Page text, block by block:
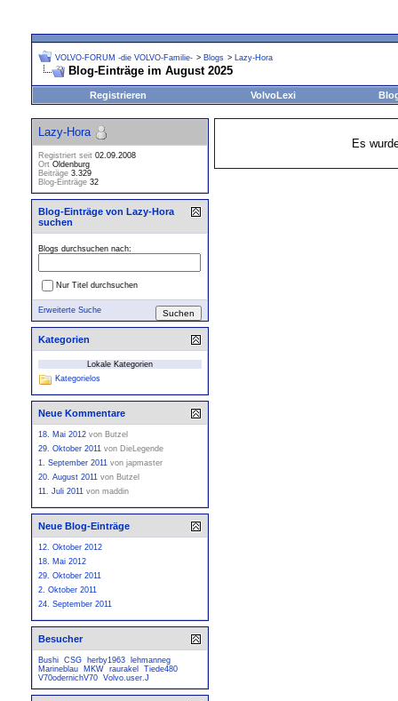
VOLVO-FORUM -die VOLVO-Familie- > Blogs > Lazy-Hora
Blog-Einträge im August 2025
Registrieren VolvoLexi
Es
Lazy-Hora
Registriert seit 02.09.2008
Ort Oldenburg
Beiträge 3.329
Blog-Einträge 32
Blog-Einträge von Lazy-Hora
suchen
Blogs durchsuchen nach:
Nur Titel durchsuchen
Erweiterte Suche
Kategorien
Lokale Kategorien
Kategorielos
Neue Kommentare
18. Mai 2012 von Butzel
29. Oktober 2011 von DieLegende
1. September 2011 von japmaster
20. August 2011 von Butzel
11. Juli 2011 von maddin
Neue Blog-Einträge
12. Oktober 2012
18. Mai 2012
29. Oktober 2011
2. Oktober 2011
24. September 2011
Besucher
Bushi CSG herby1963
lehmanneg
Marineblau
MKW raurakel
Tiede480
V70odernichV70 Volvo.user.J